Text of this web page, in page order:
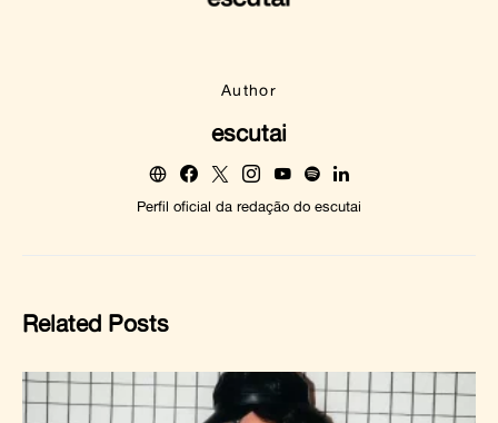
Author
escutai
Perfil oficial da redação do escutai
Related Posts